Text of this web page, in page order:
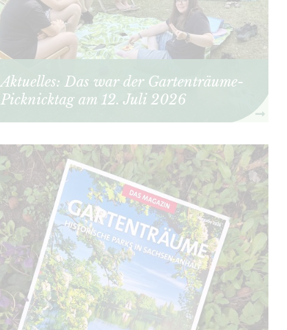
Aktuelles: Das war der Gartenträume-
Picknicktag am 12. Juli 2026